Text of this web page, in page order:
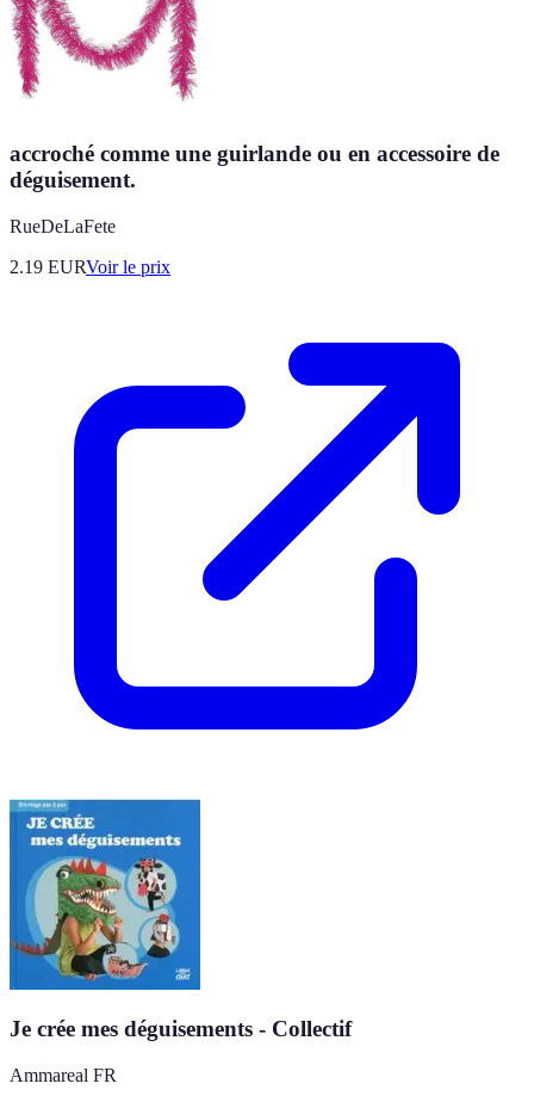
accroché comme une guirlande ou en accessoire de
déguisement.
RueDeLaFete
2.19 EURVoir le prix
Je crée mes déguisements - Collectif
Ammareal FR